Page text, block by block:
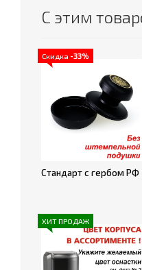
С этим
Скидка -33%
Стандарт с гербом РФ
ХИТ ПРОДАЖ